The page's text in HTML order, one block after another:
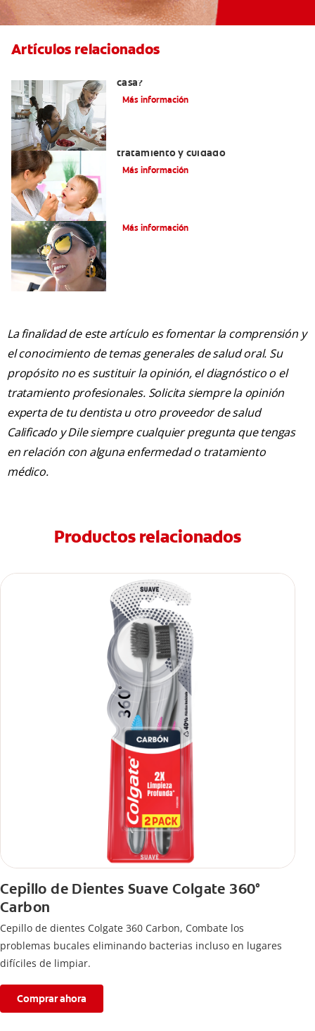
Artículos relacionados
casa?
Más información
tratamiento y cuidado
Más información
Más información
La finalidad de este artículo es fomentar la comprensión y
el conocimiento de temas generales de salud oral. Su
propósito no es sustituir la opinión, el diagnóstico o el
tratamiento profesionales. Solicita siempre la opinión
experta de tu dentista u otro proveedor de salud
Calificado y Dile siempre cualquier pregunta que tengas
en relación con alguna enfermedad o tratamiento
médico.
Productos relacionados
Cepillo de Dientes Suave Colgate 360°
Carbon
Cepillo de dientes Colgate 360 ​​Carbon, Combate los
problemas bucales eliminando bacterias incluso en lugares
difíciles de limpiar.
Comprar ahora